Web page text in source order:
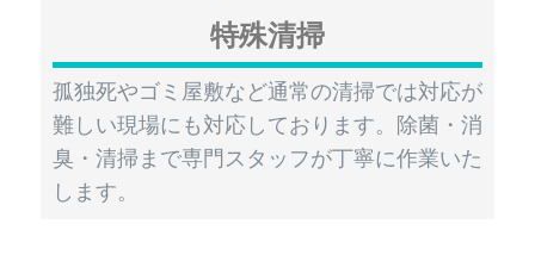
特殊清掃
孤独死やゴミ屋敷など通常の清掃では対応が
難しい現場にも対応しております。除菌・消
臭・清掃まで専門スタッフが丁寧に作業いた
します。